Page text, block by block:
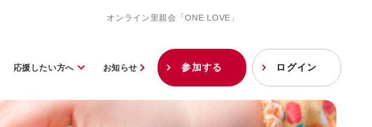
オンライン里親会「ONE LOVE」
応援したい方へ お知らせ 参加する ログイン